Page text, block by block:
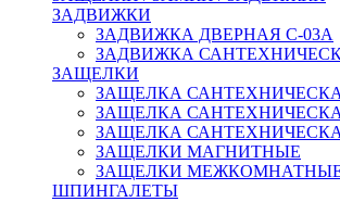
ЗАДВИЖКИ
ЗАДВИЖКА ДВЕРНАЯ C-03A
ЗАДВИЖКА
ЗАЩЕЛКИ
ЗАЩЕЛКА
ЗАЩЕЛКА
ЗАЩЕЛКА
ЗАЩЕЛКИ МАГНИТНЫЕ
ЗАЩЕЛКИ МЕЖКОМНАТНЫЕ
ШПИНГАЛЕТЫ